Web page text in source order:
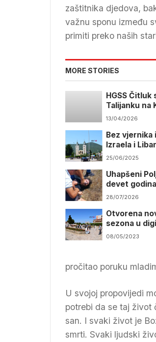
zaštitnika djedova,
važnu sponu između
primiti preko naših
MORE STORIES
HGSS Čitluk
Talijanku na
13/04/2026
Bez vjernika
Izraela i
25/06/2025
Uhapšeni
devet godina
pješačio do
28/07/2026
Otvorena
sezona u
muzeju Naša
08/05/2023
pročitao poruku
U svojoj propovijedi
potrebi da se taj život
san. I svaki život je
smrti. Svaki ljudski